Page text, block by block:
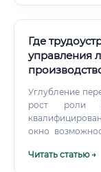
Где
управления
Углубление
рост роли
окно
CLT, модульные
Читать статью →